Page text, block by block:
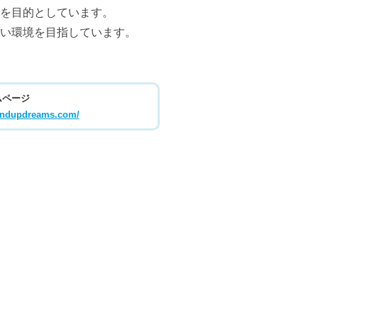
目的としています。
環境を目指しています。
ページ